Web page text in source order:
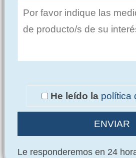
He leído la política
Le responderemos en 24